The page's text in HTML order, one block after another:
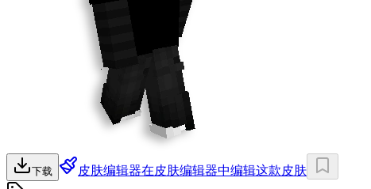
下载 皮肤编辑器在皮肤编辑器中编辑这款皮肤